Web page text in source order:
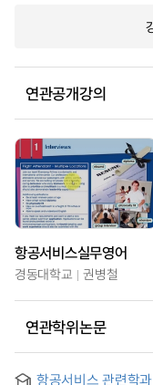
연관공개강의
항공서비스실무영어
경동대학교 권병철
연관학위논문
항공서비스 관련학